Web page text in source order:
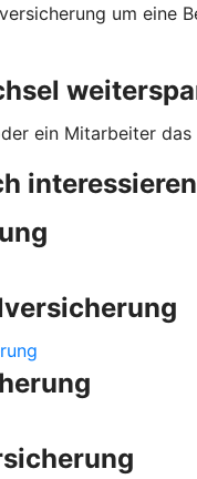
um eine
ein Mitarbeiter
interessieren